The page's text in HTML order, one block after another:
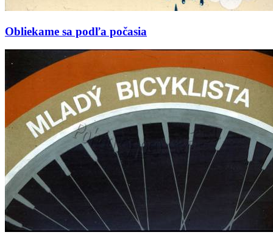
Obliekame sa podľa počasia